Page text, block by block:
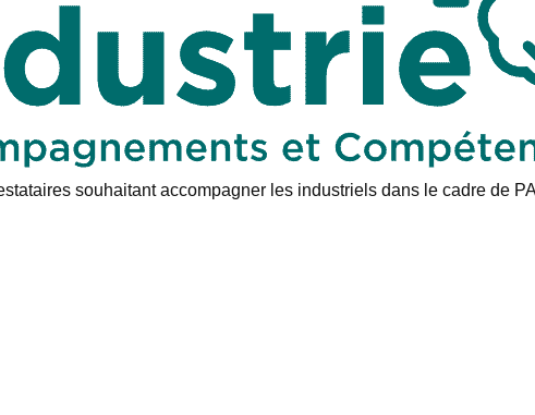
souhaitant accompagner les industriels dans le cadre de